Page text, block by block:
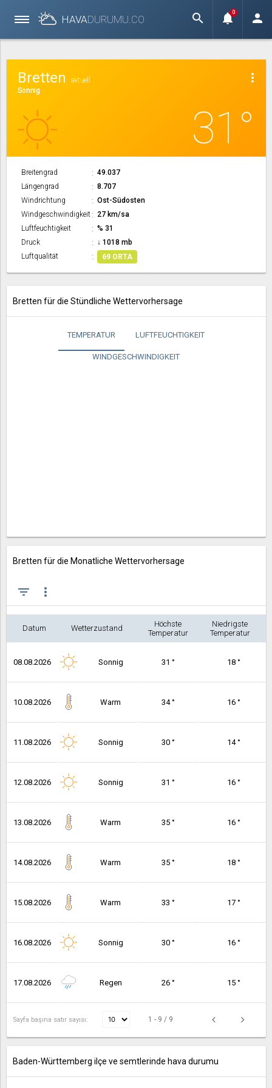
HAVADURUMU.CO search notifications
0 person
more_vert
Bretten
aktuell
Sonnig
31°
Breitengrad
49.037
Längengrad
8.707
Windrichtung
Ost-Südosten
Windgeschwindigkeit
27 km/sa
Luftfeuchtigkeit
% 31
Druck
↓ 1018 mb
Luftqualität
69 ORTA
Bretten für die Stündliche Wettervorhersage
TEMPERATUR LUFTFEUCHTIGKEIT
WINDGESCHWINDIGKEIT
Bretten für die Monatliche Wettervorhersage
filter_list more_vert
Datum Wetterzustand
Höchste
Temperatur
Niedrigste
Temperatur
08.08.2026 Sonnig 31 ° 18 °
10.08.2026 Warm 34 ° 16 °
11.08.2026 Sonnig 30 ° 14 °
12.08.2026 Sonnig 31 ° 16 °
13.08.2026 Warm 35 ° 16 °
14.08.2026 Warm 35 ° 18 °
15.08.2026 Warm 33 ° 17 °
16.08.2026 Sonnig 30 ° 16 °
17.08.2026 Regen 26 ° 15 °
Sayfa başına satır sayısı: 1 - 9 / 9
Baden-Württemberg ilçe ve semtlerinde hava durumu